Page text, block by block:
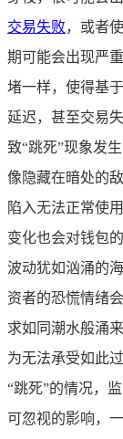
交易失败，或者
期可能会出现严
堵一样，使得基
延迟，甚至交易
致“跳死”现象发
像隐藏在暗处的
陷入无法正常使
变化也会对钱包
波动犹如汹涌的
资者的恐慌情绪
求如同潮水般涌
为无法承受如此
“跳死”的情况，
可忽视的影响，